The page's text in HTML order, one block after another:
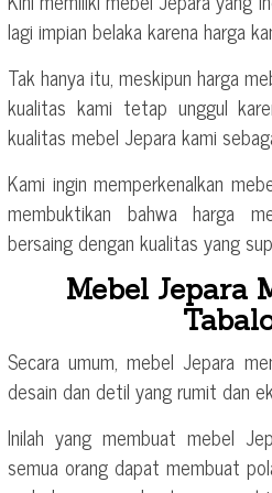
lagi impian belaka karena harga
Tak hanya itu, meskipun harga
kualitas kami tetap unggul
kualitas mebel Jepara kami
Kami ingin memperkenalkan
membuktikan bahwa harga
bersaing dengan kualitas yang
Mebel Jepara
Secara umum, mebel Jepara
desain dan detil yang rumit dan
Inilah yang membuat mebel
semua orang dapat membuat